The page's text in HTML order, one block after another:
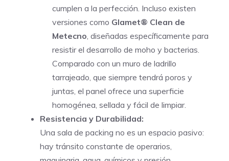
cumplen a la perfección. Incluso existen
versiones como Glamet® Clean de
Metecno, diseñadas específicamente para
resistir el desarrollo de moho y bacterias.
Comparado con un muro de ladrillo
tarrajeado, que siempre tendrá poros y
juntas, el panel ofrece una superficie
homogénea, sellada y fácil de limpiar.
Resistencia y Durabilidad:
Una sala de packing no es un espacio pasivo:
hay tránsito constante de operarios,